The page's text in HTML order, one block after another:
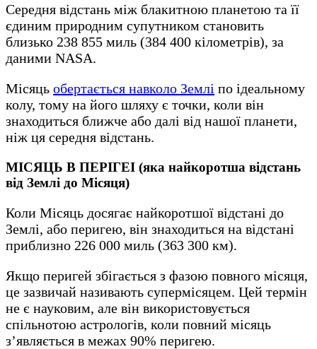
Середня відстань між блакитною планетою та її
єдиним природним супутником становить
близько 238 855 миль (384 400 кілометрів), за
даними NASA.
Місяць обертається навколо Землі по ідеальному
колу, тому на його шляху є точки, коли він
знаходиться ближче або далі від нашої планети,
ніж ця середня відстань.
МІСЯЦЬ В ПЕРІГЕІ (яка найкоротша відстань
від Землі до Місяця)
Коли Місяць досягає найкоротшої відстані до
Землі, або перигею, він знаходиться на відстані
приблизно 226 000 миль (363 300 км).
Якщо перигей збігається з фазою повного місяця,
це зазвичай називають супермісяцем. Цей термін
не є науковим, але він використовується
спільнотою астрологів, коли повний місяць
з’являється в межах 90% перигею.